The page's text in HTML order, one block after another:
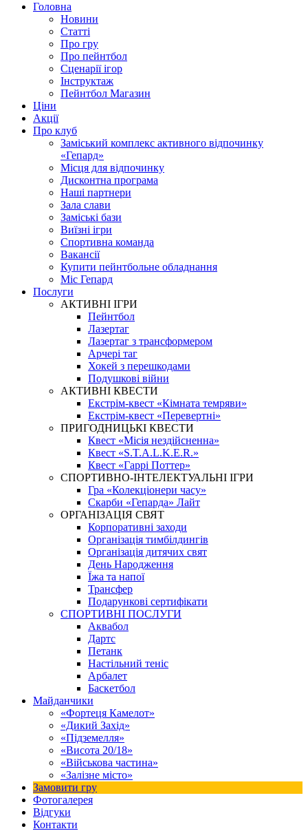
Головна
Новини
Статті
Про гру
Про пейнтбол
Сценарії ігор
Інструктаж
Пейнтбол Магазин
Ціни
Акції
Про клуб
Заміський комплекс активного відпочинку
«Гепард»
Місця для відпочинку
Дисконтна програма
Наші партнери
Зала слави
Заміські бази
Виїзні ігри
Спортивна команда
Вакансії
Купити пейнтбольне обладнання
Міс Гепард
Послуги
АКТИВНІ ІГРИ
Пейнтбол
Лазертаг
Лазертаг з трансформером
Арчері таг
Хокей з перешкодами
Подушкові війни
АКТИВНІ КВЕСТИ
Екстрім-квест «Кімната темряви»
Екстрім-квест «Перевертні»
ПРИГОДНИЦЬКІ КВЕСТИ
Квест «Місія нездійсненна»
Квест «S.T.A.L.K.E.R.»
Квест «Гаррі Поттер»
СПОРТИВНО-ІНТЕЛЕКТУАЛЬНІ ІГРИ
Гра «Колекціонери часу»
Скарби «Гепарда» Лайт
ОРГАНІЗАЦІЯ СВЯТ
Корпоративні заходи
Організація тимбілдингів
Організація дитячих свят
День Народження
Їжа та напої
Трансфер
Подарункові сертифікати
СПОРТИВНІ ПОСЛУГИ
Аквабол
Дартс
Петанк
Настільний теніс
Арбалет
Баскетбол
Майданчики
«Фортеця Камелот»
«Дикий Захід»
«Підземелля»
«Висота 20/18»
«Військова частина»
«Залізне місто»
Замовити гру
Фотогалерея
Відгуки
Контакти